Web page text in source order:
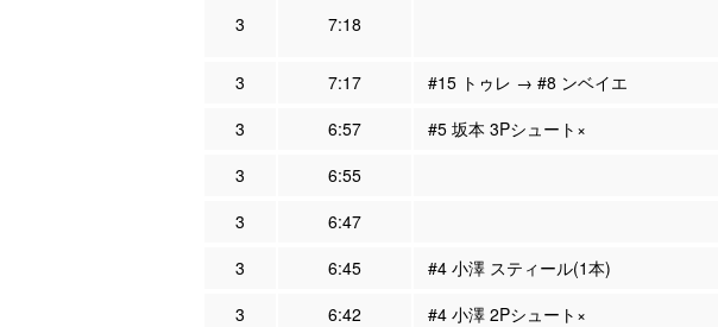
3 7:18
3
7:17
#15 トゥレ → #8 ンベイエ
3
6:57
#5 坂本 3Pシュート×
3
6:55
3
6:47
3
6:45
#4 小澤 スティール(1本)
3
6:42
#4 小澤 2Pシュート×